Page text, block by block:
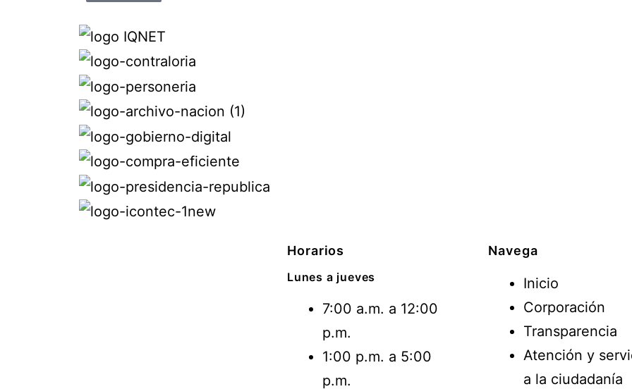
Horarios
Lunes a jueves
7:00 a.m. a 12:00
p.m.
1:00 p.m. a 5:00
p.m.
Navega
Inicio
Corporación
Transparencia
Atención y
a la ciudadanía